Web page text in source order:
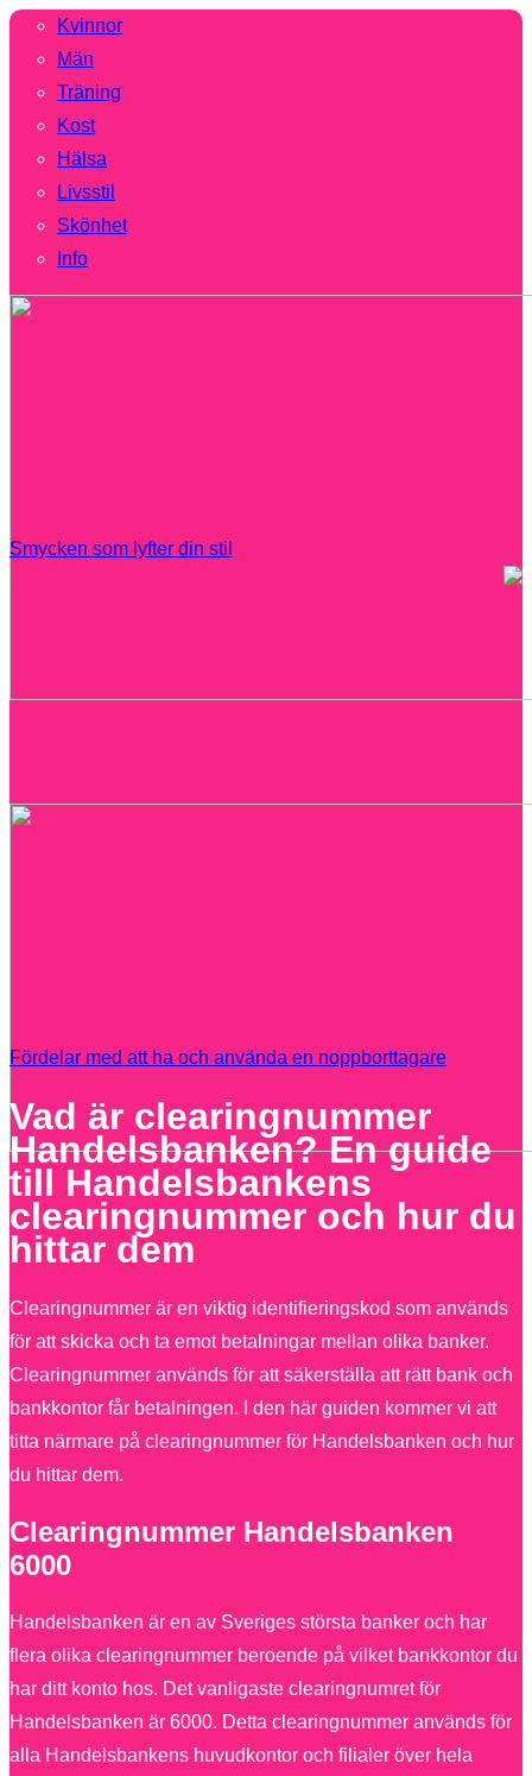
Kvinnor
Män
Träning
Kost
Hälsa
Livsstil
Skönhet
Info
Smycken som lyfter din stil
Fördelar med att ha och använda en noppborttagare
Vad är clearingnummer
Handelsbanken? En guide
till Handelsbankens
clearingnummer och hur du
hittar dem
Clearingnummer är en viktig identifieringskod som används
för att skicka och ta emot betalningar mellan olika banker.
Clearingnummer används för att säkerställa att rätt bank och
bankkontor får betalningen. I den här guiden kommer vi att
titta närmare på clearingnummer för Handelsbanken och hur
du hittar dem.
Clearingnummer Handelsbanken
6000
Handelsbanken är en av Sveriges största banker och har
flera olika clearingnummer beroende på vilket bankkontor du
har ditt konto hos. Det vanligaste clearingnumret för
Handelsbanken är 6000. Detta clearingnummer används för
alla Handelsbankens huvudkontor och filialer över hela